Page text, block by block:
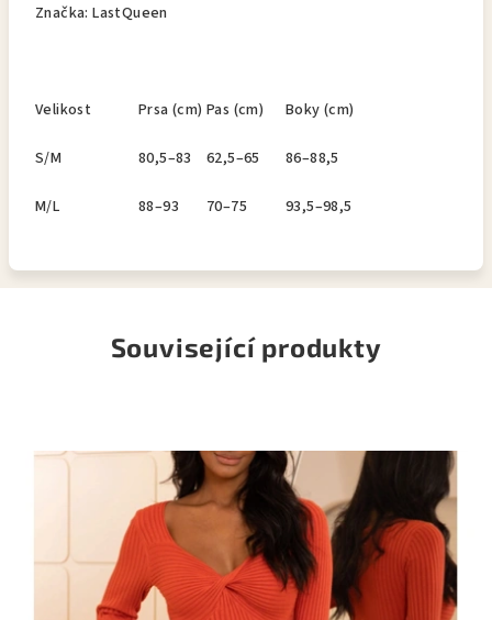
Značka: LastQueen
Velikost Prsa (cm) Pas (cm) Boky (cm)
S/M 80,5–83 62,5–65 86–88,5
M/L 88–93 70–75 93,5–98,5
Související produkty